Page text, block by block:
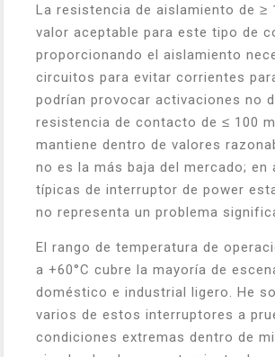
La resistencia de aislamiento de ≥
valor aceptable para este tipo de
proporcionando el aislamiento
circuitos para evitar corrientes
podrían provocar activaciones no
resistencia de contacto de ≤ 100
mantiene dentro de valores
no es la más baja del mercado; en
típicas de interruptor de power
no representa un problema
El rango de temperatura de
a +60°C cubre la mayoría de
doméstico e industrial ligero. He
varios de estos interruptores a
condiciones extremas dentro de